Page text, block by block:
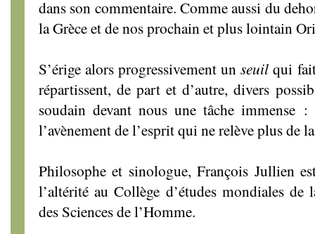
dans son commentaire. Comme aussi du
la Grèce et de nos prochain et plus lointain
S’érige alors progressivement unseuilqui
répartissent, de part et d’autre, divers
soudain devant nous une tâche immense
l’avènement de l’esprit qui ne relève plus de
Philosophe et sinologue, François Jullien
l’altérité au Collège d’études mondiales
des Sciences de l’Homme.